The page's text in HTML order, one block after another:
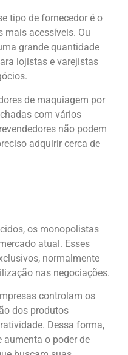
tipo de fornecedor é o
mais acessíveis. Ou
grande quantidade
lojistas e varejistas
de maquiagem por
com vários
não podem
adquirir cerca de
os monopolistas
atual. Esses
normalmente
nas negociações.
controlam os
dos produtos
Dessa forma,
aumenta o poder de